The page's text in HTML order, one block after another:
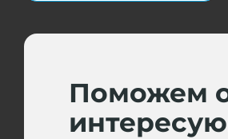
Поможем